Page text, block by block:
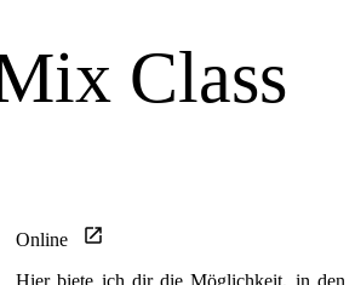
Class
Online
Hier biete ich dir die Möglichkeit, in den